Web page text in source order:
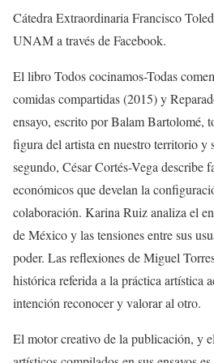
Cátedra Extraordinaria Francisco
UNAM a través de Facebook.
El libro Todos cocinamos-Todas
comidas compartidas (2015) y
ensayo, escrito por Balam Bartolomé,
figura del artista en nuestro territorio y
segundo, César Cortés-Vega describe
económicos que develan la
colaboración. Karina Ruiz analiza el
de México y las tensiones entre sus
poder. Las reflexiones de Miguel
histórica referida a la práctica artística
intención reconocer y valorar al otro.
El motor creativo de la publicación, y